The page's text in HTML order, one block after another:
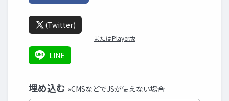
(Twitter)
またはPlayer版
LINE
埋め込む »CMSなどでJSが使えない場合